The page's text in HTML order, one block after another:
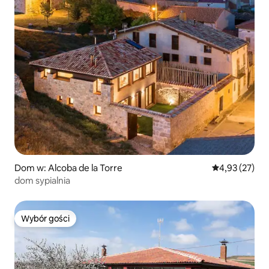
Dom w: Alcoba de la Torre Średnia
4,93 (27)
dom sypialnia
Wybór gości
Wybór gości